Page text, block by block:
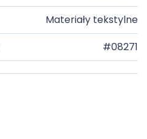
Materiały tekstylne
#08271